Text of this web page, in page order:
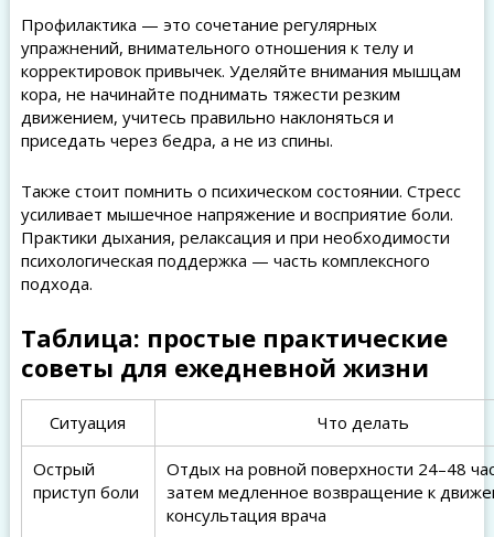
Профилактика — это сочетание регулярных
упражнений, внимательного отношения к телу и
корректировок привычек. Уделяйте внимания мышцам
кора, не начинайте поднимать тяжести резким
движением, учитесь правильно наклоняться и
приседать через бедра, а не из спины.
Также стоит помнить о психическом состоянии. Стресс
усиливает мышечное напряжение и восприятие боли.
Практики дыхания, релаксация и при необходимости
психологическая поддержка — часть комплексного
подхода.
Таблица: простые практические
советы для ежедневной жизни
Ситуация Что делать
Острый
приступ боли
Отдых на ровной поверхности 24–48
затем медленное возвращение к
консультация врача